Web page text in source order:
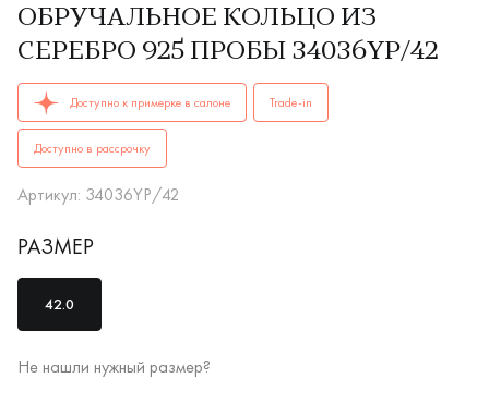
ОБРУЧАЛЬНОЕ КОЛЬЦО ИЗ
СЕРЕБРО 925 ПРОБЫ 34036YP/42
ОБРУЧАЛЬНЫЕ КОЛЬЦА женские 34036YP/42 AG 925
Доступно к примерке в салоне Trade-in
Доступно в рассрочку
Артикул: 34036YP/42
РАЗМЕР
42.0
Не нашли нужный размер?